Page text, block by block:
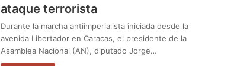
ataque terrorista
Durante la marcha antiimperialista iniciada desde la
avenida Libertador en Caracas, el presidente de la
Asamblea Nacional (AN), diputado Jorge…